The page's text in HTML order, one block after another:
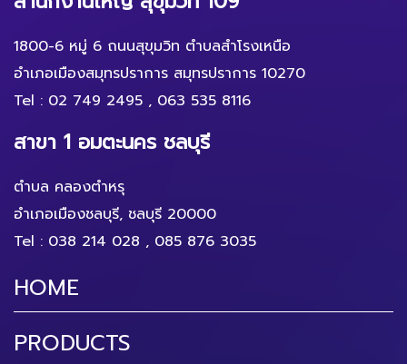
1800-6 หมู่ 6 ถนนสุขุมวิท ตำบลสำโรงเหนือ
อำเภอเมืองสมุทรปราการ สมุทรปราการ 10270
Tel : 02 749 2495 , 063 535 8116
สาขา 1 อมตะนคร ชลบุรี
ตำบล คลองตำหรุ
อำเภอเมืองชลบุรี, ชลบุรี 20000
Tel : 038 214 028 , 085 876 3035
HOME
PRODUCTS